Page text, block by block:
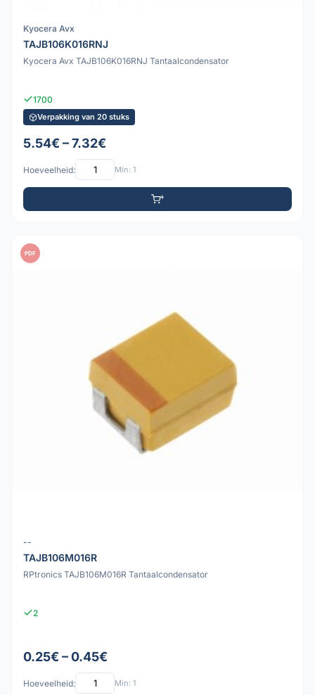
Kyocera Avx
TAJB106K016RNJ
Kyocera Avx TAJB106K016RNJ Tantaalcondensator
1700
Verpakking van 20 stuks
5.54€ – 7.32€
Hoeveelheid: Min: 1
PDF
--
TAJB106M016R
RPtronics TAJB106M016R Tantaalcondensator
2
0.25€ – 0.45€
Hoeveelheid: Min: 1